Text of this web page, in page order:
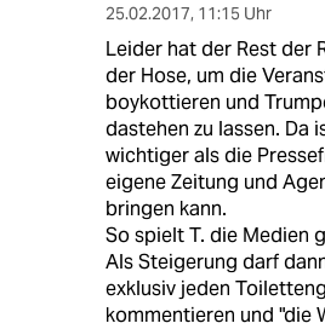
25.02.2017, 11:15 Uhr
Leider hat der Rest der
der Hose, um die
boykottieren und
dastehen zu lassen. Da
wichtiger als die
eigene Zeitung und
bringen kann.
So spielt T. die Medien
Als Steigerung darf
exklusiv jeden
kommentieren und "die